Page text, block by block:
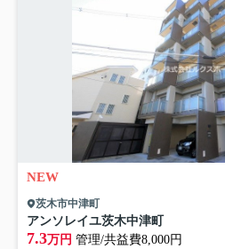
NEW
茨木市中津町
アンソレイユ茨木中津町
7.3万円 管理/共益費8,000円